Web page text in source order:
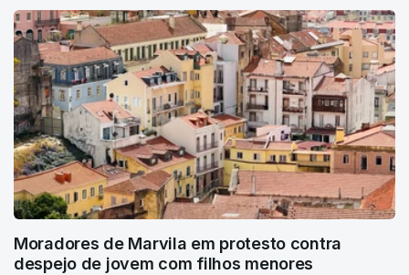
Moradores de Marvila em protesto contra
despejo de jovem com filhos menores